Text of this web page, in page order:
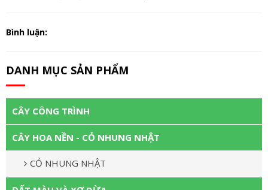
Bình luận:
DANH MỤC SẢN PHẨM
CÂY CÔNG TRÌNH
CÂY HOA NỀN - CỎ NHUNG NHẬT
CỎ NHUNG NHẬT